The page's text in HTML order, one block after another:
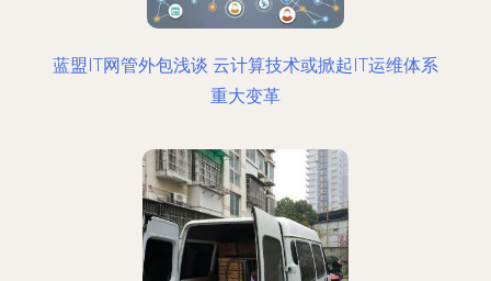
蓝盟IT网管外包浅谈 云计算技术或掀起IT运维体系
重大变革